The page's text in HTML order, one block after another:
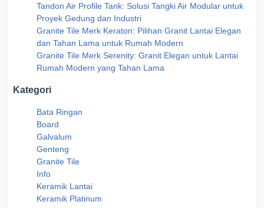
Tandon Air Profile Tank: Solusi Tangki Air Modular untuk
Proyek Gedung dan Industri
Granite Tile Merk Keraton: Pilihan Granit Lantai Elegan
dan Tahan Lama untuk Rumah Modern
Granite Tile Merk Serenity: Granit Elegan untuk Lantai
Rumah Modern yang Tahan Lama
Kategori
Bata Ringan
Board
Galvalum
Genteng
Granite Tile
Info
Keramik Lantai
Keramik Platinum